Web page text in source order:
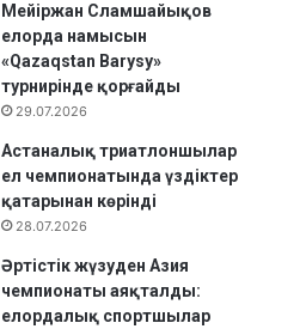
Мейіржан Сламшайықов
елорда намысын
«Qazaqstan Barysy»
турнирінде қорғайды
29.07.2026
Астаналық триатлоншылар
ел чемпионатында үздіктер
қатарынан көрінді
28.07.2026
Әртістік жүзуден Азия
чемпионаты аяқталды:
елордалық спортшылар